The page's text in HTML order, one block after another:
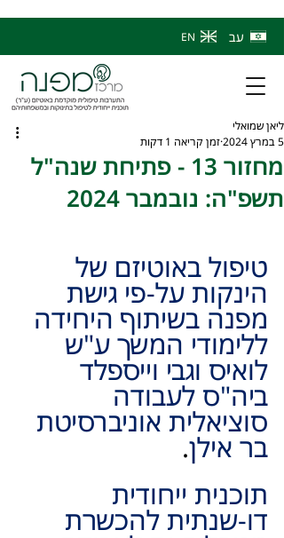
EN עב
מחזור 13 - פתיחת שנה"ל
תשפ"ה: נובמבר 2024
ליאן שמואלי
5 במרץ 2024
זמן קריאה 1 דקות
טיפול באוטיזם של
הינקות על-פי גישת
מפנה בשיתוף היחידה
ללימודי המשך ע"ש
לואיס וגבי וייספלד
ביה"ס לעבודה
סוציאלית אוניברסיטת
בר אילן.
תוכנית ייחודית
דו-שנתית להכשרת